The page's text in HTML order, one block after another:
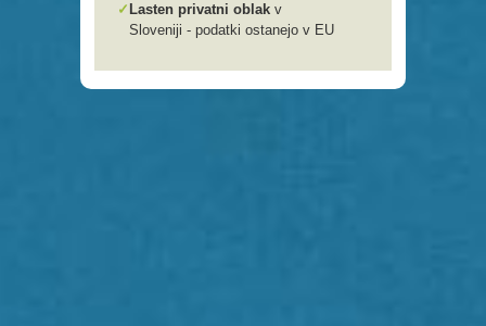
✓ Lasten privatni oblak v
Sloveniji - podatki ostanejo v EU